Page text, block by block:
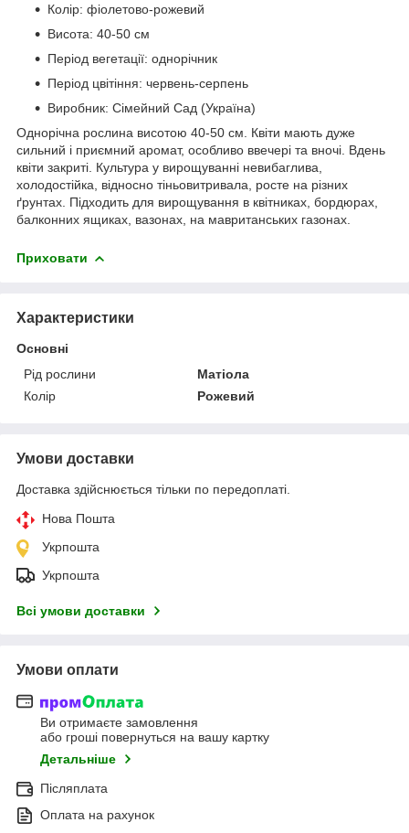
Колір: фіолетово-рожевий
Висота: 40-50 см
Період вегетації: однорічник
Період цвітіння: червень-серпень
Виробник: Сімейний Сад (Україна)
Однорічна рослина висотою 40-50 см. Квіти мають дуже
сильний і приємний аромат, особливо ввечері та вночі. Вдень
квіти закриті. Культура у вирощуванні невибаглива,
холодостійка, відносно тіньовитривала, росте на різних
ґрунтах. Підходить для вирощування в квітниках, бордюрах,
балконних ящиках, вазонах, на мавританських газонах.
Приховати
Характеристики
Основні
Рід рослини
Матіола
Колір
Рожевий
Умови доставки
Доставка здійснюється тільки по передоплаті.
Нова Пошта
Укрпошта
Укрпошта
Всі умови доставки
Умови оплати
Ви отримаєте замовлення
або гроші повернуться на вашу картку
Детальніше
Післяплата
Оплата на рахунок